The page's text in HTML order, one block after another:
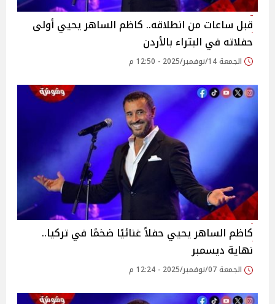
قبل ساعات من انطلاقه.. كاظم الساهر يحيي أولى
حفلاته في البتراء بالأردن
الجمعة 14/نوفمبر/2025 - 12:50 م
كاظم الساهر يحيي حفلاً غنائيًا ضخمًا في تركيا..
نهاية ديسمبر
الجمعة 07/نوفمبر/2025 - 12:24 م